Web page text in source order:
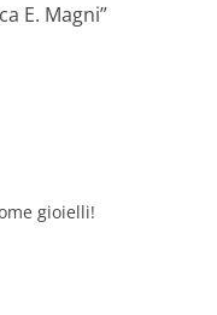
E. Magni”
gioielli!